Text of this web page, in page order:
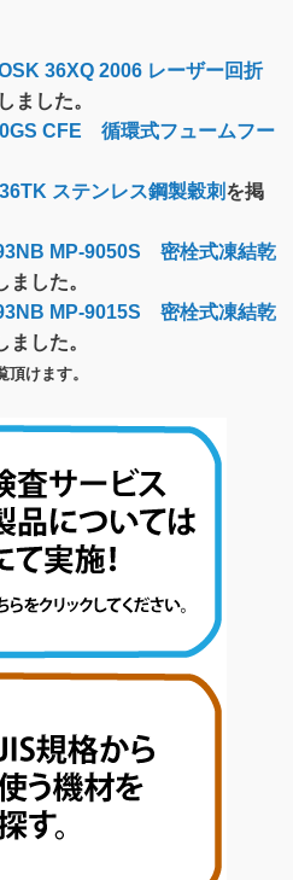
36XQ 2006 レーザー回折
ました。
CFE 循環式フュームフー
ステンレス鋼製穀刺 を掲
MP-9050S 密栓式凍結乾
ました。
MP-9015S 密栓式凍結乾
ました。
頂けます。